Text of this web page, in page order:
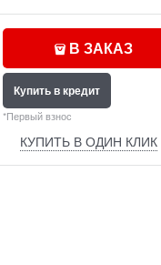
В ЗАКАЗ
Купить в кредит
*Первый взнос
КУПИТЬ В ОДИН КЛИК